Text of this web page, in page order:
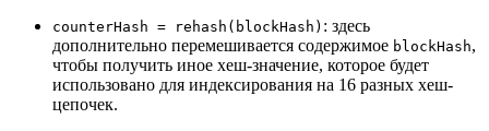
counterHash = rehash(blockHash) : здесь
дополнительно перемешивается содержимое blockHash,
чтобы получить иное хеш-значение, которое будет
использовано для индексирования на 16 разных хеш-
цепочек.